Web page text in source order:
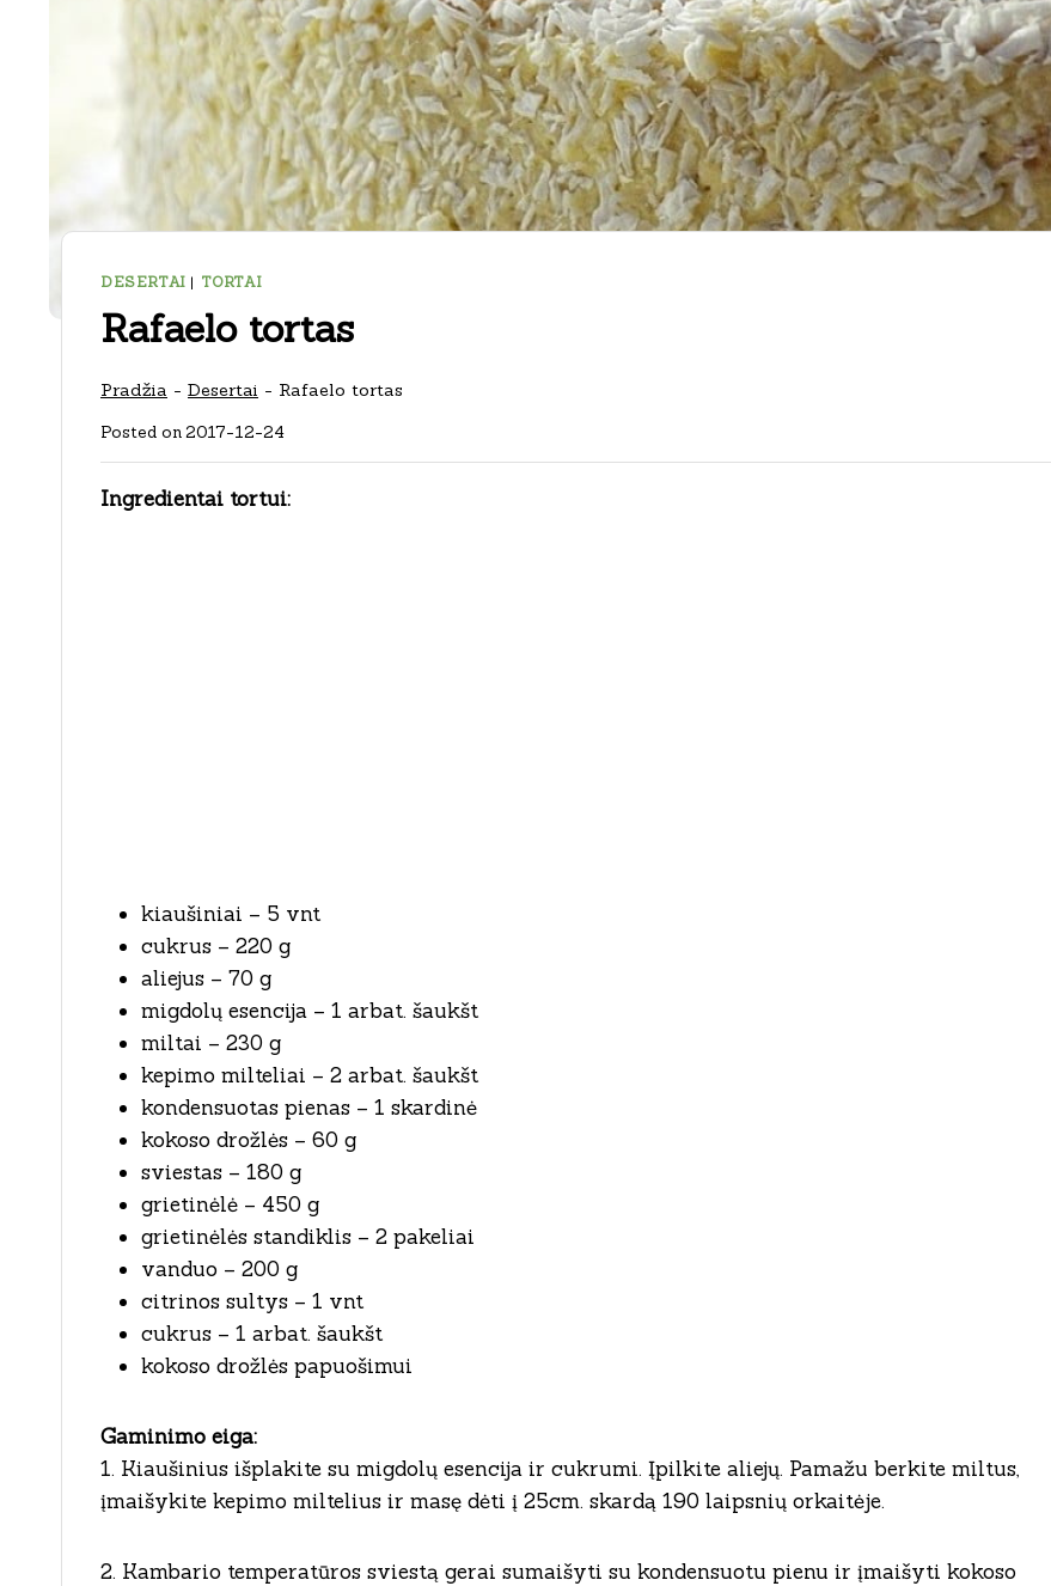
DESERTAI | TORTAI
Rafaelo tortas
Pradžia - Desertai - Rafaelo tortas
Posted on2017-12-24
Ingredientai tortui:
kiaušiniai – 5 vnt
cukrus – 220 g
aliejus – 70 g
migdolų esencija – 1 arbat. šaukšt
miltai – 230 g
kepimo milteliai – 2 arbat. šaukšt
kondensuotas pienas – 1 skardinė
kokoso drožlės – 60 g
sviestas – 180 g
grietinėlė – 450 g
grietinėlės standiklis – 2 pakeliai
vanduo – 200 g
citrinos sultys – 1 vnt
cukrus – 1 arbat. šaukšt
kokoso drožlės papuošimui
Gaminimo eiga:
1. Kiaušinius išplakite su migdolų esencija ir cukrumi. Įpilkite aliejų. Pamažu berkite miltus,
įmaišykite kepimo miltelius ir masę dėti į 25cm. skardą 190 laipsnių orkaitėje.
2. Kambario temperatūros sviestą gerai sumaišyti su kondensuotu pienu ir įmaišyti kokoso